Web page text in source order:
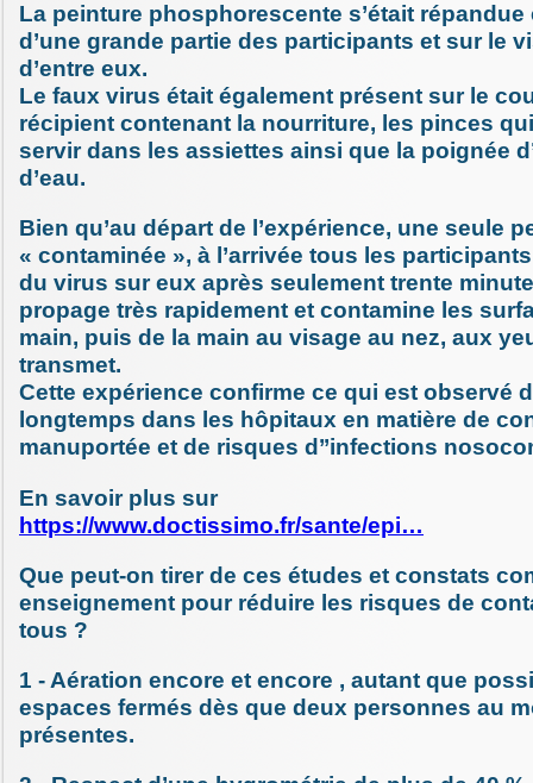
La peinture phosphorescente s’était
d’une grande partie des participants et sur le
d’entre eux.
Le faux virus était également présent sur le
récipient contenant la nourriture, les pinces
servir dans les assiettes ainsi que la poignée
d’eau.
Bien qu’au départ de l’expérience, une seule
« contaminée », à l’arrivée tous les
du virus sur eux après seulement trente
propage très rapidement et contamine les
main, puis de la main au visage au nez, aux
transmet.
Cette expérience confirme ce qui est observé
longtemps dans les hôpitaux en matière de
manuportée et de risques d’’infections
En savoir plus sur
https://www.doctissimo.fr/sante/epi…
Que peut-on tirer de ces études et constats
enseignement pour réduire les risques de
tous ?
1 - Aération encore et encore , autant que
espaces fermés dès que deux personnes au
présentes.